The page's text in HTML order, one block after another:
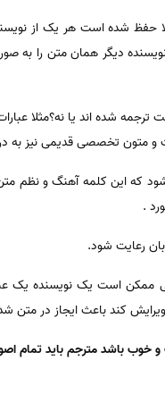
حفظ شده است هر یک از
دیگر همان متن را به
شده اند یا نه؟مثلا
و متون تخصصی قدیمی نیز به
که این کلمه آهنگ و نظم متن
.
رعایت شود.
است یک نویسنده یک
کند باعث ایجاز در متن
خوب باشد مترجم باید تمام